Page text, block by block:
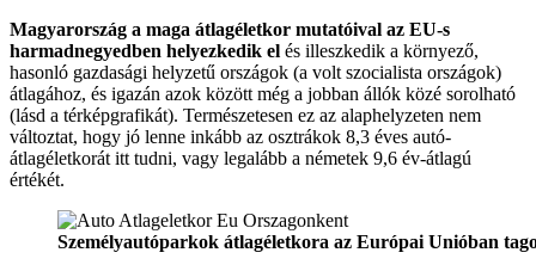
Magyarország a maga átlagéletkor mutatóival az EU-s
harmadnegyedben helyezkedik el és illeszkedik a környező,
hasonló gazdasági helyzetű országok (a volt szocialista országok)
átlagához, és igazán azok között még a jobban állók közé sorolható
(lásd a térképgrafikát). Természetesen ez az alaphelyzeten nem
változtat, hogy jó lenne inkább az osztrákok 8,3 éves autó-
átlagéletkorát itt tudni, vagy legalább a németek 9,6 év-átlagú
értékét.
Személyautóparkok átlagéletkora az Európai Unióban